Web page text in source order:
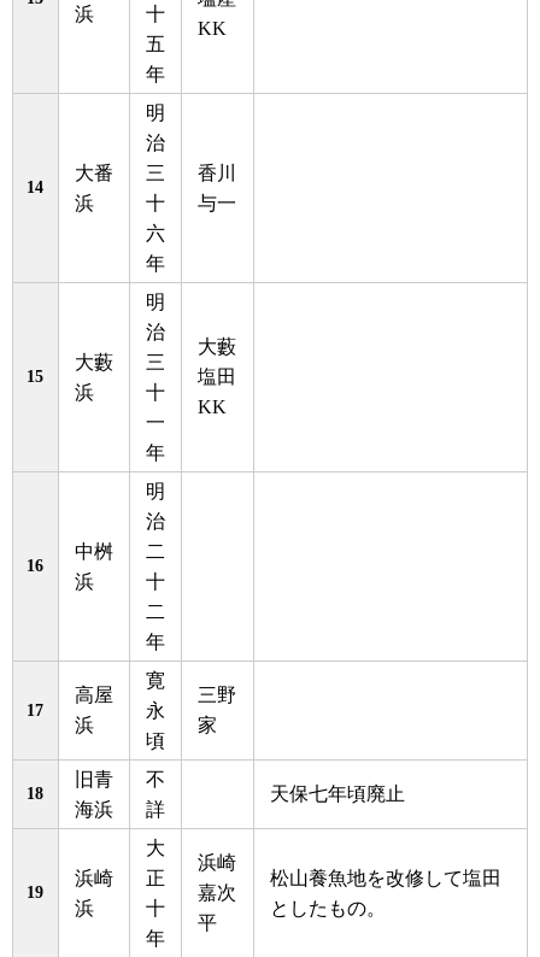
浜
十
五
年
KK
14
大番
浜
明
治
三
十
六
年
香川
与一
15
大藪
浜
明
治
三
十
一
年
大藪
塩田
KK
16
中桝
浜
明
治
二
十
二
年
17
高屋
浜
寛
永
頃
三野
家
18
旧青
海浜
不
詳
天保七年頃廃止
19
浜崎
浜
大
正
十
年
浜崎
嘉次
平
松山養魚地を改修して塩田
としたもの。